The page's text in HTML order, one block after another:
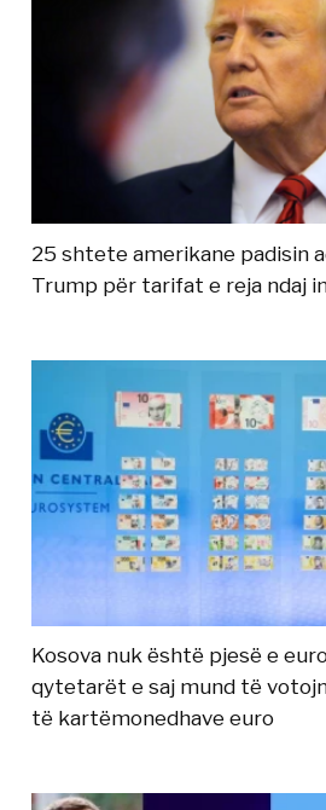
25 shtete amerikane padisin
Trump për tarifat e reja ndaj
Kosova nuk është pjesë e
qytetarët e saj mund të
të kartëmonedhave euro